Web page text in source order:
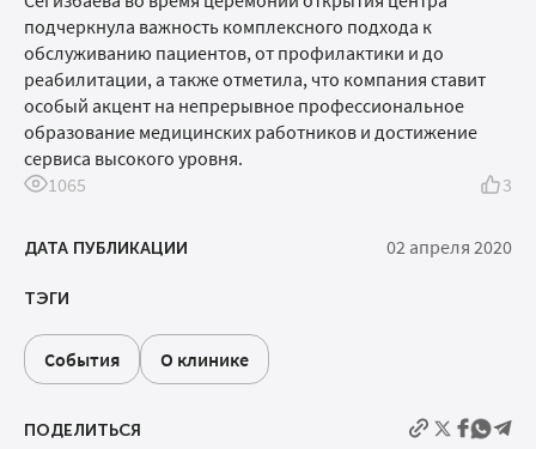
подчеркнула важность комплексного подхода к
обслуживанию пациентов, от профилактики и до
реабилитации, а также отметила, что компания ставит
особый акцент на непрерывное профессиональное
образование медицинских работников и достижение
сервиса высокого уровня.
1065
3
ДАТА ПУБЛИКАЦИИ 02 апреля 2020
ТЭГИ
События О клинике
ПОДЕЛИТЬСЯ